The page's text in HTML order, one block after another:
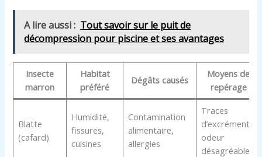
A lire aussi : Tout savoir sur le puit de
décompression pour piscine et ses avantages
Insecte
marron
Habitat
préféré
Dégâts causés
Moyens de
repérage
Blatte
(cafard)
Humidité,
fissures,
cuisines
Contamination
alimentaire,
allergies
Traces
d’excréments,
odeur
désagréable